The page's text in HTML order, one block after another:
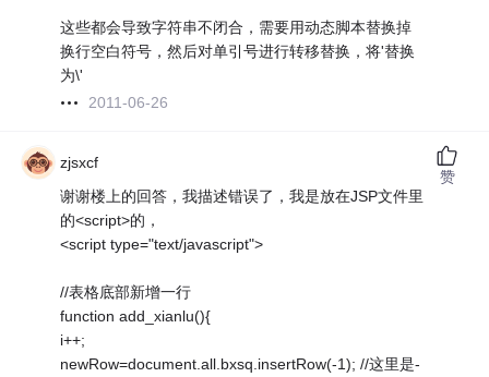
这些都会导致字符串不闭合，需要用动态脚本替换掉
换行空白符号，然后对单引号进行转移替换，将'替换
为\'
2011-06-26
zjsxcf
谢谢楼上的回答，我描述错误了，我是放在JSP文件里
的<script>的，
<script type="text/javascript">
//表格底部新增一行
function add_xianlu(){
i++;
newRow=document.all.bxsq.insertRow(-1); //这里是-
赞